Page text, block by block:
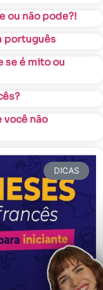
ou não pode?!
português
se é mito ou
você não
DICAS